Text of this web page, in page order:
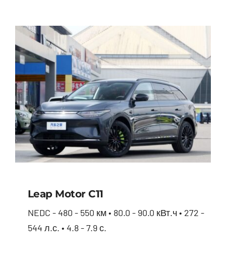
Leap Motor С11
NEDC - 480 - 550 км • 80.0 - 90.0 кВт.ч • 272 -
544 л.с. • 4.8 - 7.9 с.